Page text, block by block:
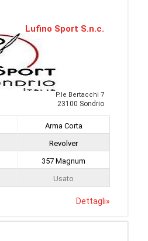
Lufino Sport S.n.c.
P.le Bertacchi 7
23100 Sondrio
Arma Corta
Revolver
357 Magnum
Usato
Dettagli»